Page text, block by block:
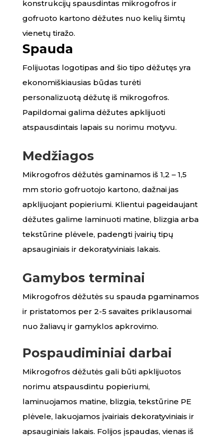
konstrukcijų spausdintas mikrogofros ir
gofruoto kartono dėžutes nuo kelių šimtų
vienetų tiražo.
Spauda
Folijuotas logotipas and šio tipo dėžutęs yra
ekonomiškiausias būdas turėti
personalizuotą dėžutę iš mikrogofros.
Papildomai galima dėžutes apklijuoti
atspausdintais lapais su norimu motyvu.
Medžiagos
Mikrogofros dėžutės gaminamos iš 1,2 – 1,5
mm storio gofruotojo kartono, dažnai jas
apklijuojant popieriumi. Klientui pageidaujant
dėžutes galime laminuoti matine, blizgia arba
tekstūrine plėvele, padengti įvairių tipų
apsauginiais ir dekoratyviniais lakais.
Gamybos terminai
Mikrogofros dėžutės su spauda pgaminamos
ir pristatomos per 2-5 savaites priklausomai
nuo žaliavų ir gamyklos apkrovimo.
Pospaudiminiai darbai
Mikrogofros dėžutės gali būti apklijuotos
norimu atspausdintu popieriumi,
laminuojamos matine, blizgia, tekstūrine PE
plėvele, lakuojamos įvairiais dekoratyviniais ir
apsauginiais lakais. Folijos įspaudas, vienas iš